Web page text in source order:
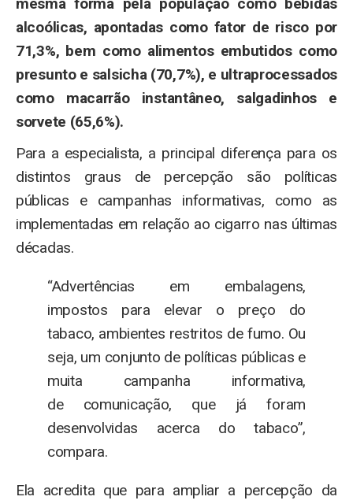
alcoólicas, apontadas como fator de risco por
71,3%, bem como alimentos embutidos como
presunto e salsicha (70,7%), e ultraprocessados
como macarrão instantâneo, salgadinhos e
sorvete (65,6%).
Para a especialista, a principal diferença para os
distintos graus de percepção são políticas
públicas e campanhas informativas, como as
implementadas em relação ao cigarro nas últimas
décadas.
“Advertências em embalagens,
impostos para elevar o preço do
tabaco, ambientes restritos de fumo. Ou
seja, um conjunto de políticas públicas e
muita campanha informativa,
de comunicação, que já foram
desenvolvidas acerca do tabaco”,
compara.
Ela acredita que para ampliar a percepção da